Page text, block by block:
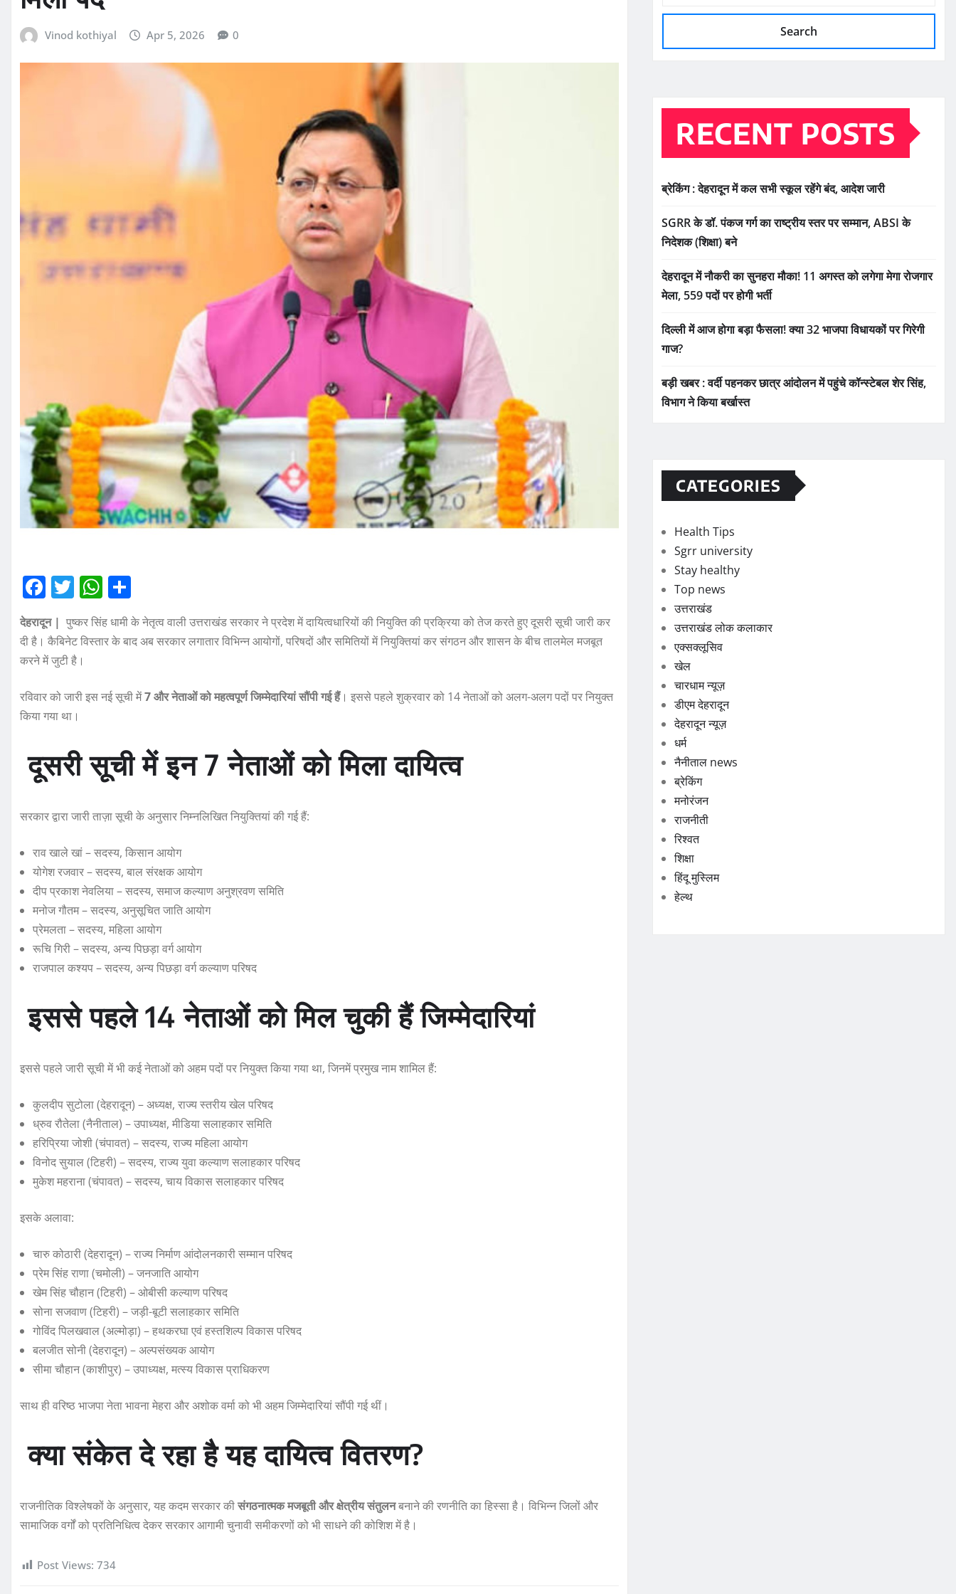
Vinod kothiyal Apr 5, 2026 0
F
a
c
e
b
o
o
T
w
it
te
W
at
s
p
h
a
re
देहरादून | पुष्कर सिंह धामी के नेतृत्व वाली उत्तराखंड सरकार ने प्रदेश में दायित्वधारियों की नियुक्ति की प्रक्रिया को तेज करते हुए दूसरी सूची जारी कर
दी है। कैबिनेट विस्तार के बाद अब सरकार लगातार विभिन्न आयोगों, परिषदों और समितियों में नियुक्तियां कर संगठन और शासन के बीच तालमेल मजबूत
करने में जुटी है।
रविवार को जारी इस नई सूची में7 और नेताओं को महत्वपूर्ण जिम्मेदारियां सौंपी गई हैं। इससे पहले शुक्रवार को 14 नेताओं को अलग-अलग पदों पर नियुक्त
किया गया था।
दूसरी सूची में इन 7 नेताओं को मिला दायित्व
सरकार द्वारा जारी ताज़ा सूची के अनुसार निम्नलिखित नियुक्तियां की गई हैं:
राव खाले खां – सदस्य, किसान आयोग
योगेश रजवार – सदस्य, बाल संरक्षक आयोग
दीप प्रकाश नेवलिया – सदस्य, समाज कल्याण अनुश्रवण समिति
मनोज गौतम – सदस्य, अनुसूचित जाति आयोग
प्रेमलता – सदस्य, महिला आयोग
रूचि गिरी – सदस्य, अन्य पिछड़ा वर्ग आयोग
राजपाल कश्यप – सदस्य, अन्य पिछड़ा वर्ग कल्याण परिषद
इससे पहले 14 नेताओं को मिल चुकी हैं जिम्मेदारियां
इससे पहले जारी सूची में भी कई नेताओं को अहम पदों पर नियुक्त किया गया था, जिनमें प्रमुख नाम शामिल हैं:
कुलदीप सुटोला (देहरादून) – अध्यक्ष, राज्य स्तरीय खेल परिषद
ध्रुव रौतेला (नैनीताल) – उपाध्यक्ष, मीडिया सलाहकार समिति
हरिप्रिया जोशी (चंपावत) – सदस्य, राज्य महिला आयोग
विनोद सुयाल (टिहरी) – सदस्य, राज्य युवा कल्याण सलाहकार परिषद
मुकेश महराना (चंपावत) – सदस्य, चाय विकास सलाहकार परिषद
इसके अलावा:
चारु कोठारी (देहरादून) – राज्य निर्माण आंदोलनकारी सम्मान परिषद
प्रेम सिंह राणा (चमोली) – जनजाति आयोग
खेम सिंह चौहान (टिहरी) – ओबीसी कल्याण परिषद
सोना सजवाण (टिहरी) – जड़ी-बूटी सलाहकार समिति
गोविंद पिलखवाल (अल्मोड़ा) – हथकरघा एवं हस्तशिल्प विकास परिषद
बलजीत सोनी (देहरादून) – अल्पसंख्यक आयोग
सीमा चौहान (काशीपुर) – उपाध्यक्ष, मत्स्य विकास प्राधिकरण
साथ ही वरिष्ठ भाजपा नेता भावना मेहरा और अशोक वर्मा को भी अहम जिम्मेदारियां सौंपी गई थीं।
क्या संकेत दे रहा है यह दायित्व वितरण?
राजनीतिक विश्लेषकों के अनुसार, यह कदम सरकार कीसंगठनात्मक मजबूती और क्षेत्रीय संतुलनबनाने की रणनीति का हिस्सा है। विभिन्न जिलों और
सामाजिक वर्गों को प्रतिनिधित्व देकर सरकार आगामी चुनावी समीकरणों को भी साधने की कोशिश में है।
Post Views: 734
Search
RECENT POSTS
ब्रेकिंग : देहरादून में कल सभी स्कूल रहेंगे बंद, आदेश जारी
SGRR के डॉ. पंकज गर्ग का राष्ट्रीय स्तर पर सम्मान, ABSI के
निदेशक (शिक्षा) बने
देहरादून में नौकरी का सुनहरा मौका! 11 अगस्त को लगेगा मेगा रोजगार
मेला, 559 पदों पर होगी भर्ती
दिल्ली में आज होगा बड़ा फैसला! क्या 32 भाजपा विधायकों पर गिरेगी
गाज?
बड़ी खबर : वर्दी पहनकर छात्र आंदोलन में पहुंचे कॉन्स्टेबल शेर सिंह,
विभाग ने किया बर्खास्त
CATEGORIES
Health Tips
Sgrr university
Stay healthy
Top news
उत्तराखंड
उत्तराखंड लोक कलाकार
एक्सक्लूसिव
खेल
चारधाम न्यूज़
डीएम देहरादून
देहरादून न्यूज़
धर्म
नैनीताल news
ब्रेकिंग
मनोरंजन
राजनीती
रिश्वत
शिक्षा
हिंदू मुस्लिम
हेल्थ